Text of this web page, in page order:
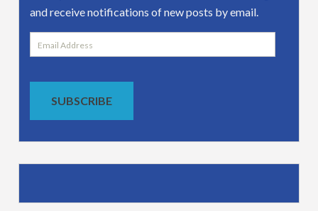
and receive notifications of new posts by email.
Email
Address
SUBSCRIBE